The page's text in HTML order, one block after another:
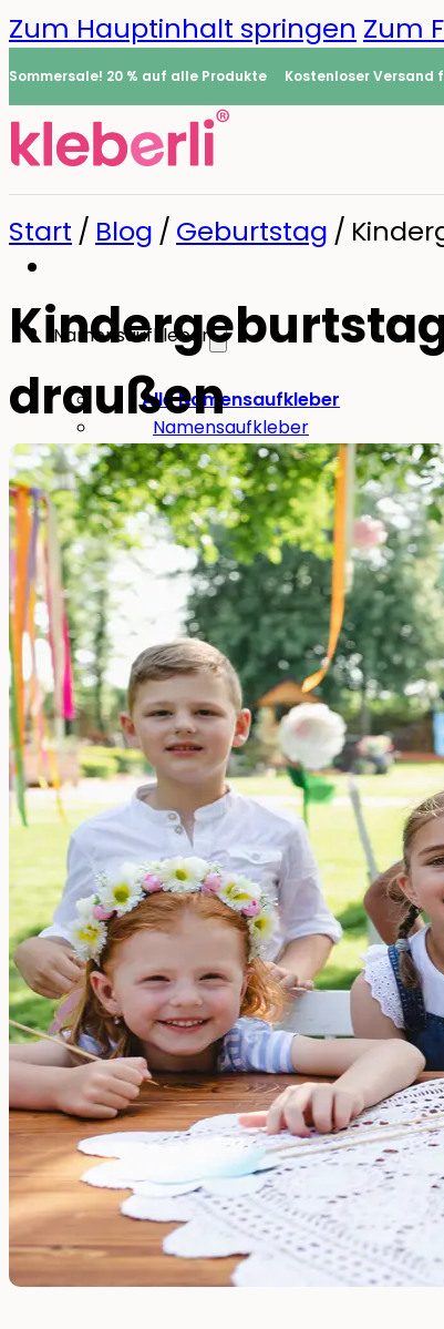
Zum Hauptinhalt springen Zum
Sommersale! 20 % auf alle Produkte Kostenloser Versand
Namensaufkleber
Alle Namensaufkleber
Namensaufkleber
Bügeletiketten
Mini-Aufkleber
Große Namensaufkleber
Stifte-Aufkleber
Für Erwachsene:
Aufkleber für Pflegeheime
Werkzeug-Aufkleber
Essen & Trinken
Essen & Trinken
Brotdose
Trinkflasche
Kinderflasche
Ersatzteile
Kinderzimmer
fürs Kinderzimmer
Wandsticker
Leuchtende Wandsticker
Pakete
0
Start / Blog / Geburtstag /
draußen